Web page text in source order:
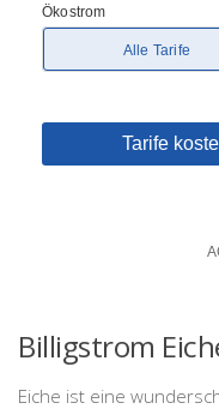
Billigstrom
Eiche ist eine